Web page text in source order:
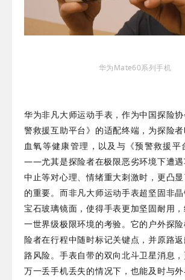
华为Mate60系列手机
华为非凡大师运动手表，作为中国探险
警救援互助平台》的适配终端，为探险者
血氧等健康管理，以及与《预警救援平
——尤其是探险者在极限恶劣环境下遭遇
中止等对心理、情绪重大刺激时，更凸
的重要。 而非凡大师运动手表超坚固非
宝石玻璃镜面，使得手表更加坚固耐用
一世界级极限环境的考验。 它的户外探
险者在行程中随时标记关键点，并原路
路风险。 手表自带的双向北斗卫星消息
万一丢手机丢失的情况下，也能及时与